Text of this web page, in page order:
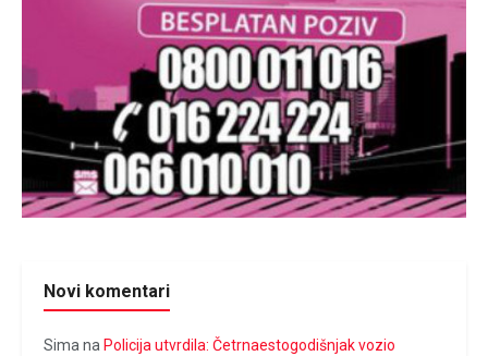
Novi komentari
Sima na Policija utvrdila: Četrnaestogodišnjak vozio